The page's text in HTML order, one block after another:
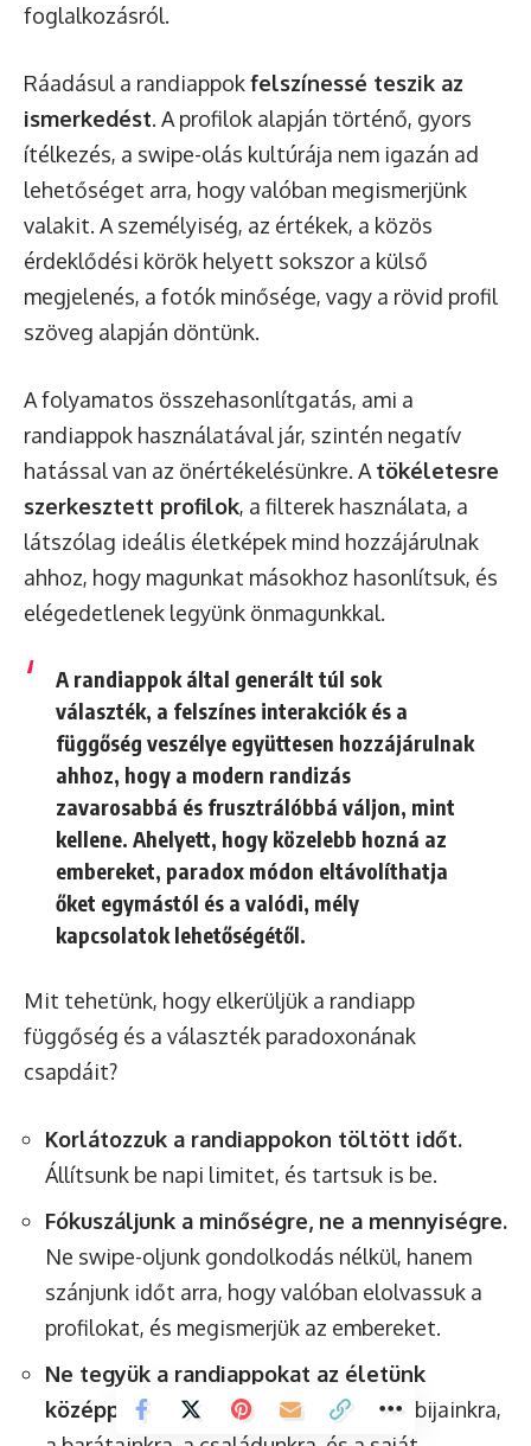
foglalkozásról.
Ráadásul a randiappokfelszínessé teszik az
ismerkedést. A profilok alapján történő, gyors
ítélkezés, a swipe-olás kultúrája nem igazán ad
lehetőséget arra, hogy valóban megismerjünk
valakit. A személyiség, az értékek, a közös
érdeklődési körök helyett sokszor a külső
megjelenés, a fotók minősége, vagy a rövid profil
szöveg alapján döntünk.
A folyamatos összehasonlítgatás, ami a
randiappok használatával jár, szintén negatív
hatással van az önértékelésünkre. A tökéletesre
szerkesztett profilok, a filterek használata, a
látszólag ideális életképek mind hozzájárulnak
ahhoz, hogy magunkat másokhoz hasonlítsuk, és
elégedetlenek legyünk önmagunkkal.
A randiappok által generált túl sok
választék, a felszínes interakciók és a
függőség veszélye együttesen hozzájárulnak
ahhoz, hogy a modern randizás
zavarosabbá és frusztrálóbbá váljon, mint
kellene. Ahelyett, hogy közelebb hozná az
embereket, paradox módon eltávolíthatja
őket egymástól és a valódi, mély
kapcsolatok lehetőségétől.
Mit tehetünk, hogy elkerüljük a randiapp
függőség és a választék paradoxonának
csapdáit?
Korlátozzuk a randiappokon töltött időt.
Állítsunk be napi limitet, és tartsuk is be.
Fókuszáljunk a minőségre, ne a mennyiségre.
Ne swipe-oljunk gondolkodás nélkül, hanem
szánjunk időt arra, hogy valóban elolvassuk a
profilokat, és megismerjük az embereket.
Ne tegyük a randiappokat az életünk
középpontjába. Fordítsunk időt a hobbijainkra,